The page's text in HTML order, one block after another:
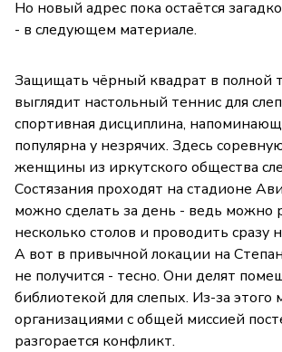
Но новый адрес пока остаётся
- в следующем материале.
Защищать чёрный квадрат в полной
выглядит настольный теннис для
спортивная дисциплина,
популярна у незрячих. Здесь
женщины из иркутского общества
Состязания проходят на стадионе
можно сделать за день - ведь можно
несколько столов и проводить сразу
А вот в привычной локации на
не получится - тесно. Они делят
библиотекой для слепых. Из-за этого
организациями с общей миссией
разгорается конфликт.